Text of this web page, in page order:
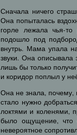
Сначала ничего
Она попыталась
горле лежала чья-
подошло под
внутрь. Мама упала
звуки. Она описывала
лишь бы только
и коридор поплыл у
Она не знала, почему,
стало нужно
локтями и коленями,
было ощущение, что
невероятное